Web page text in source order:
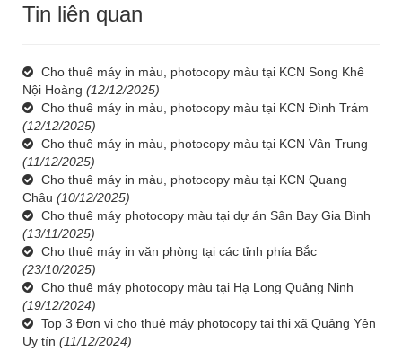
Tin liên quan
Cho thuê máy in màu, photocopy màu tại KCN Song Khê
Nội Hoàng (12/12/2025)
Cho thuê máy in màu, photocopy màu tại KCN Đình Trám
(12/12/2025)
Cho thuê máy in màu, photocopy màu tại KCN Vân Trung
(11/12/2025)
Cho thuê máy in màu, photocopy màu tại KCN Quang
Châu (10/12/2025)
Cho thuê máy photocopy màu tại dự án Sân Bay Gia Bình
(13/11/2025)
Cho thuê máy in văn phòng tại các tỉnh phía Bắc
(23/10/2025)
Cho thuê máy photocopy màu tại Hạ Long Quảng Ninh
(19/12/2024)
Top 3 Đơn vị cho thuê máy photocopy tại thị xã Quảng Yên
Uy tín (11/12/2024)